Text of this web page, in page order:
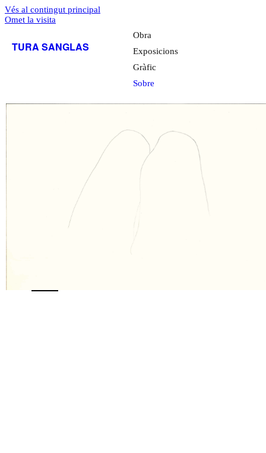
Vés al contingut principal
Omet la visita
TURA SANGLAS
Obra
Exposicions
Gràfic
Sobre